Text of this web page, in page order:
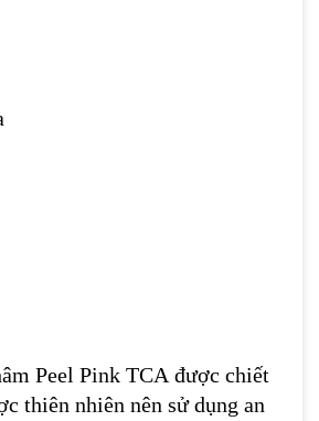
Peel Pink TCA được chiết
thiên nhiên nên sử dụng an